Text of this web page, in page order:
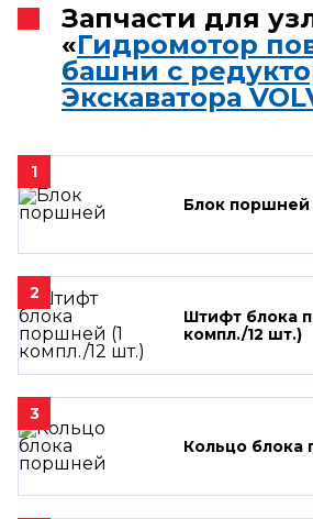
Запчасти для
«Гидромотор
башни с
Экскаватора
1
Блок поршней
2
Штифт блока
компл./12 шт.)
3
Кольцо блока